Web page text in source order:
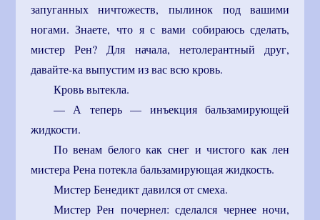
запуганных ничтожеств, пылинок под вашими
ногами. Знаете, что я с вами собираюсь сделать,
мистер Рен? Для начала, нетолерантный друг,
давайте-ка выпустим из вас всю кровь.
Кровь вытекла.
— А теперь — инъекция бальзамирующей
жидкости.
По венам белого как снег и чистого как лен
мистера Рена потекла бальзамирующая жидкость.
Мистер Бенедикт давился от смеха.
Мистер Рен почернел: сделался чернее ночи,